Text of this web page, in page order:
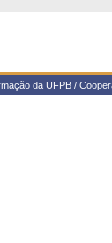
da UFPB /